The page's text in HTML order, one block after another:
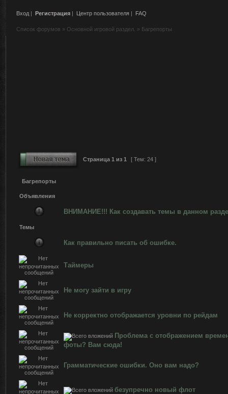
Вход | Регистрация | Центр пользователя | FAQ
Список форумов » Основной игровой раздел. » Багрепорты
Страница 1 из 1 [ Тем: 24 ]
Багрепорты
Объявления
ВНИМАНИЕ!!! Как создавать темы в данном
Темы
Как правильно писать об ошибке.
Таймеры
Не могу зайти в игру
Не корректно отображается уровни по рейдам
Проблема с отображением
фоты? Вам сюда!
Грамматические ошибки. Оно вам надо?
безупречно новый флот